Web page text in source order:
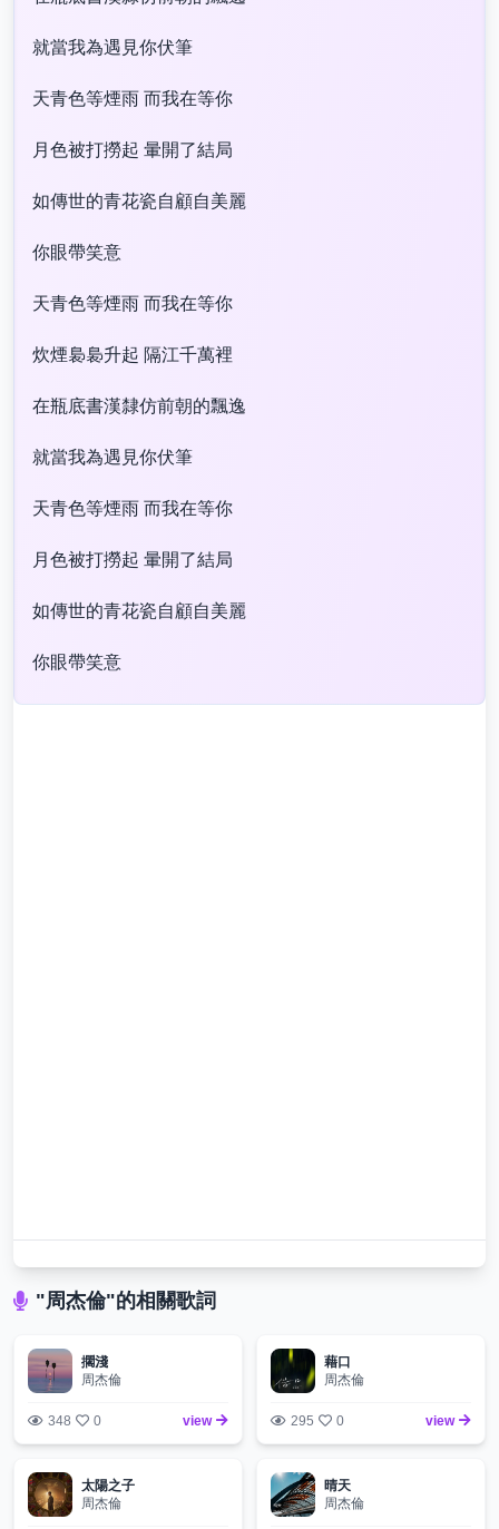
就當我為遇見你伏筆
天青色等煙雨 而我在等你
月色被打撈起 暈開了結局
如傳世的青花瓷自顧自美麗
你眼帶笑意
天青色等煙雨 而我在等你
炊煙裊裊升起 隔江千萬裡
在瓶底書漢隸仿前朝的飄逸
就當我為遇見你伏筆
天青色等煙雨 而我在等你
月色被打撈起 暈開了結局
如傳世的青花瓷自顧自美麗
你眼帶笑意
"周杰倫"的相關歌詞
擱淺
周杰倫
348 0 view
藉口
周杰倫
295 0 view
太陽之子
周杰倫
晴天
周杰倫